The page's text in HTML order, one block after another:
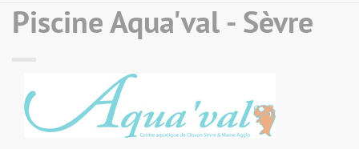
Piscine Aqua'val - Sèvre